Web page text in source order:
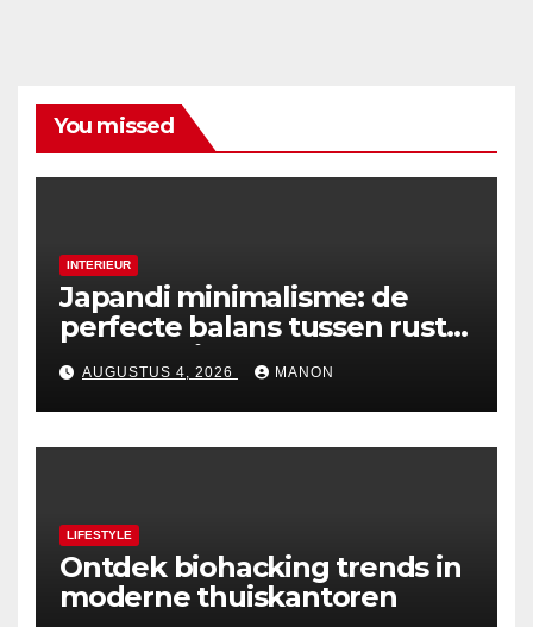
You missed
INTERIEUR
Japandi minimalisme: de
perfecte balans tussen rust
en esthetiek
AUGUSTUS 4, 2026 MANON
LIFESTYLE
Ontdek biohacking trends in
moderne thuiskantoren